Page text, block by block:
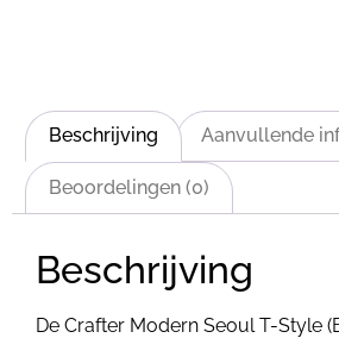
Beschrijving Aanvullende
Beoordelingen (0)
Beschrijving
De Crafter Modern Seoul T-Style